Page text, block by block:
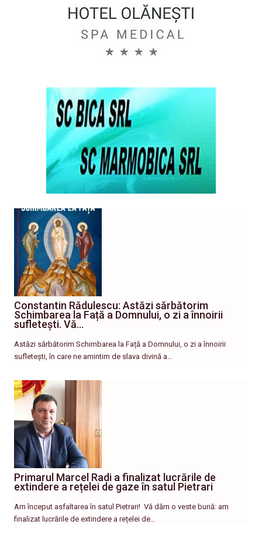
Constantin Rădulescu: Astăzi sărbătorim
Schimbarea la Față a Domnului, o zi a înnoirii
sufletești. Vă…
Astăzi sărbătorim Schimbarea la Față a Domnului, o zi a înnoirii
sufletești, în care ne amintim de slava divină a…
Primarul Marcel Radi a finalizat lucrările de
extindere a rețelei de gaze în satul Pietrari
Am început asfaltarea în satul Pietrari! ​ Vă dăm o veste bună: am
finalizat lucrările de extindere a rețelei de…